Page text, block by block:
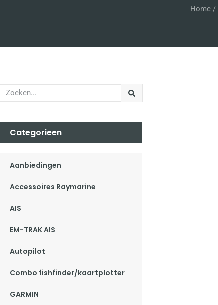
Home/
Categorieen
Aanbiedingen
Accessoires Raymarine
AIS
EM-TRAK AIS
Autopilot
Combo fishfinder/kaartplotter
GARMIN